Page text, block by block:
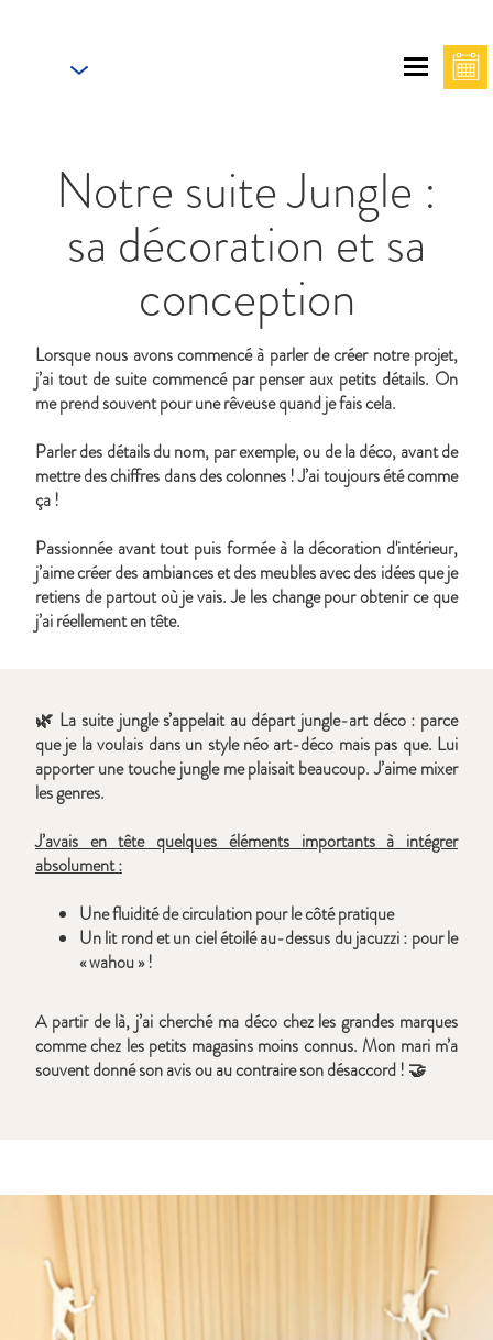
Notre suite Jungle :
sa décoration et sa
conception
Lorsque nous avons commencé à parler de créer notre projet,
j’ai tout de suite commencé par penser aux petits détails. On
me prend souvent pour une rêveuse quand je fais cela.
Parler des détails du nom, par exemple, ou de la déco, avant de
mettre des chiffres dans des colonnes ! J’ai toujours été comme
ça !
Passionnée avant tout puis formée à la décoration d'intérieur,
j’aime créer des ambiances et des meubles avec des idées que je
retiens de partout où je vais. Je les change pour obtenir ce que
j’ai réellement en tête.
🌿 La suite jungle s’appelait au départ jungle-art déco : parce
que je la voulais dans un style néo art-déco mais pas que. Lui
apporter une touche jungle me plaisait beaucoup. J’aime mixer
les genres.
J’avais en tête quelques éléments importants à intégrer
absolument :
Une fluidité de circulation pour le côté pratique
Un lit rond et un ciel étoilé au-dessus du jacuzzi : pour le
« wahou » !
A partir de là, j’ai cherché ma déco chez les grandes marques
comme chez les petits magasins moins connus. Mon mari m’a
souvent donné son avis ou au contraire son désaccord ! 🤝